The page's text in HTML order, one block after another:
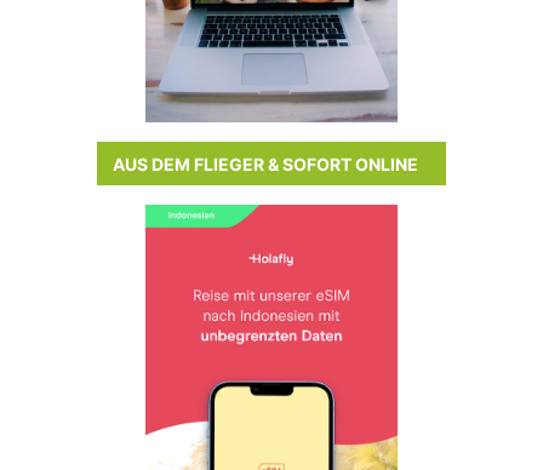
AUS DEM FLIEGER & SOFORT ONLINE